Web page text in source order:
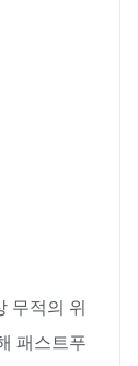
무적의 위
패스트푸